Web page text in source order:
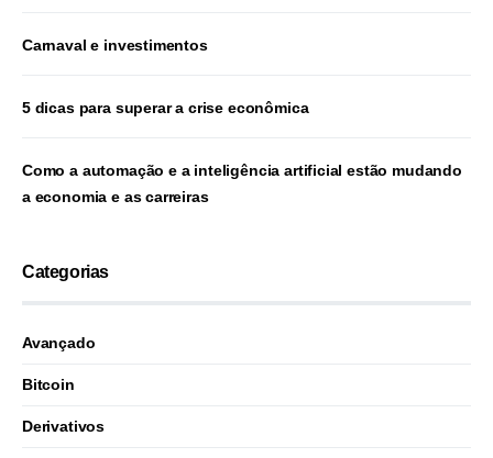
Carnaval e investimentos
5 dicas para superar a crise econômica
Como a automação e a inteligência artificial estão mudando
a economia e as carreiras
Categorias
Avançado
Bitcoin
Derivativos